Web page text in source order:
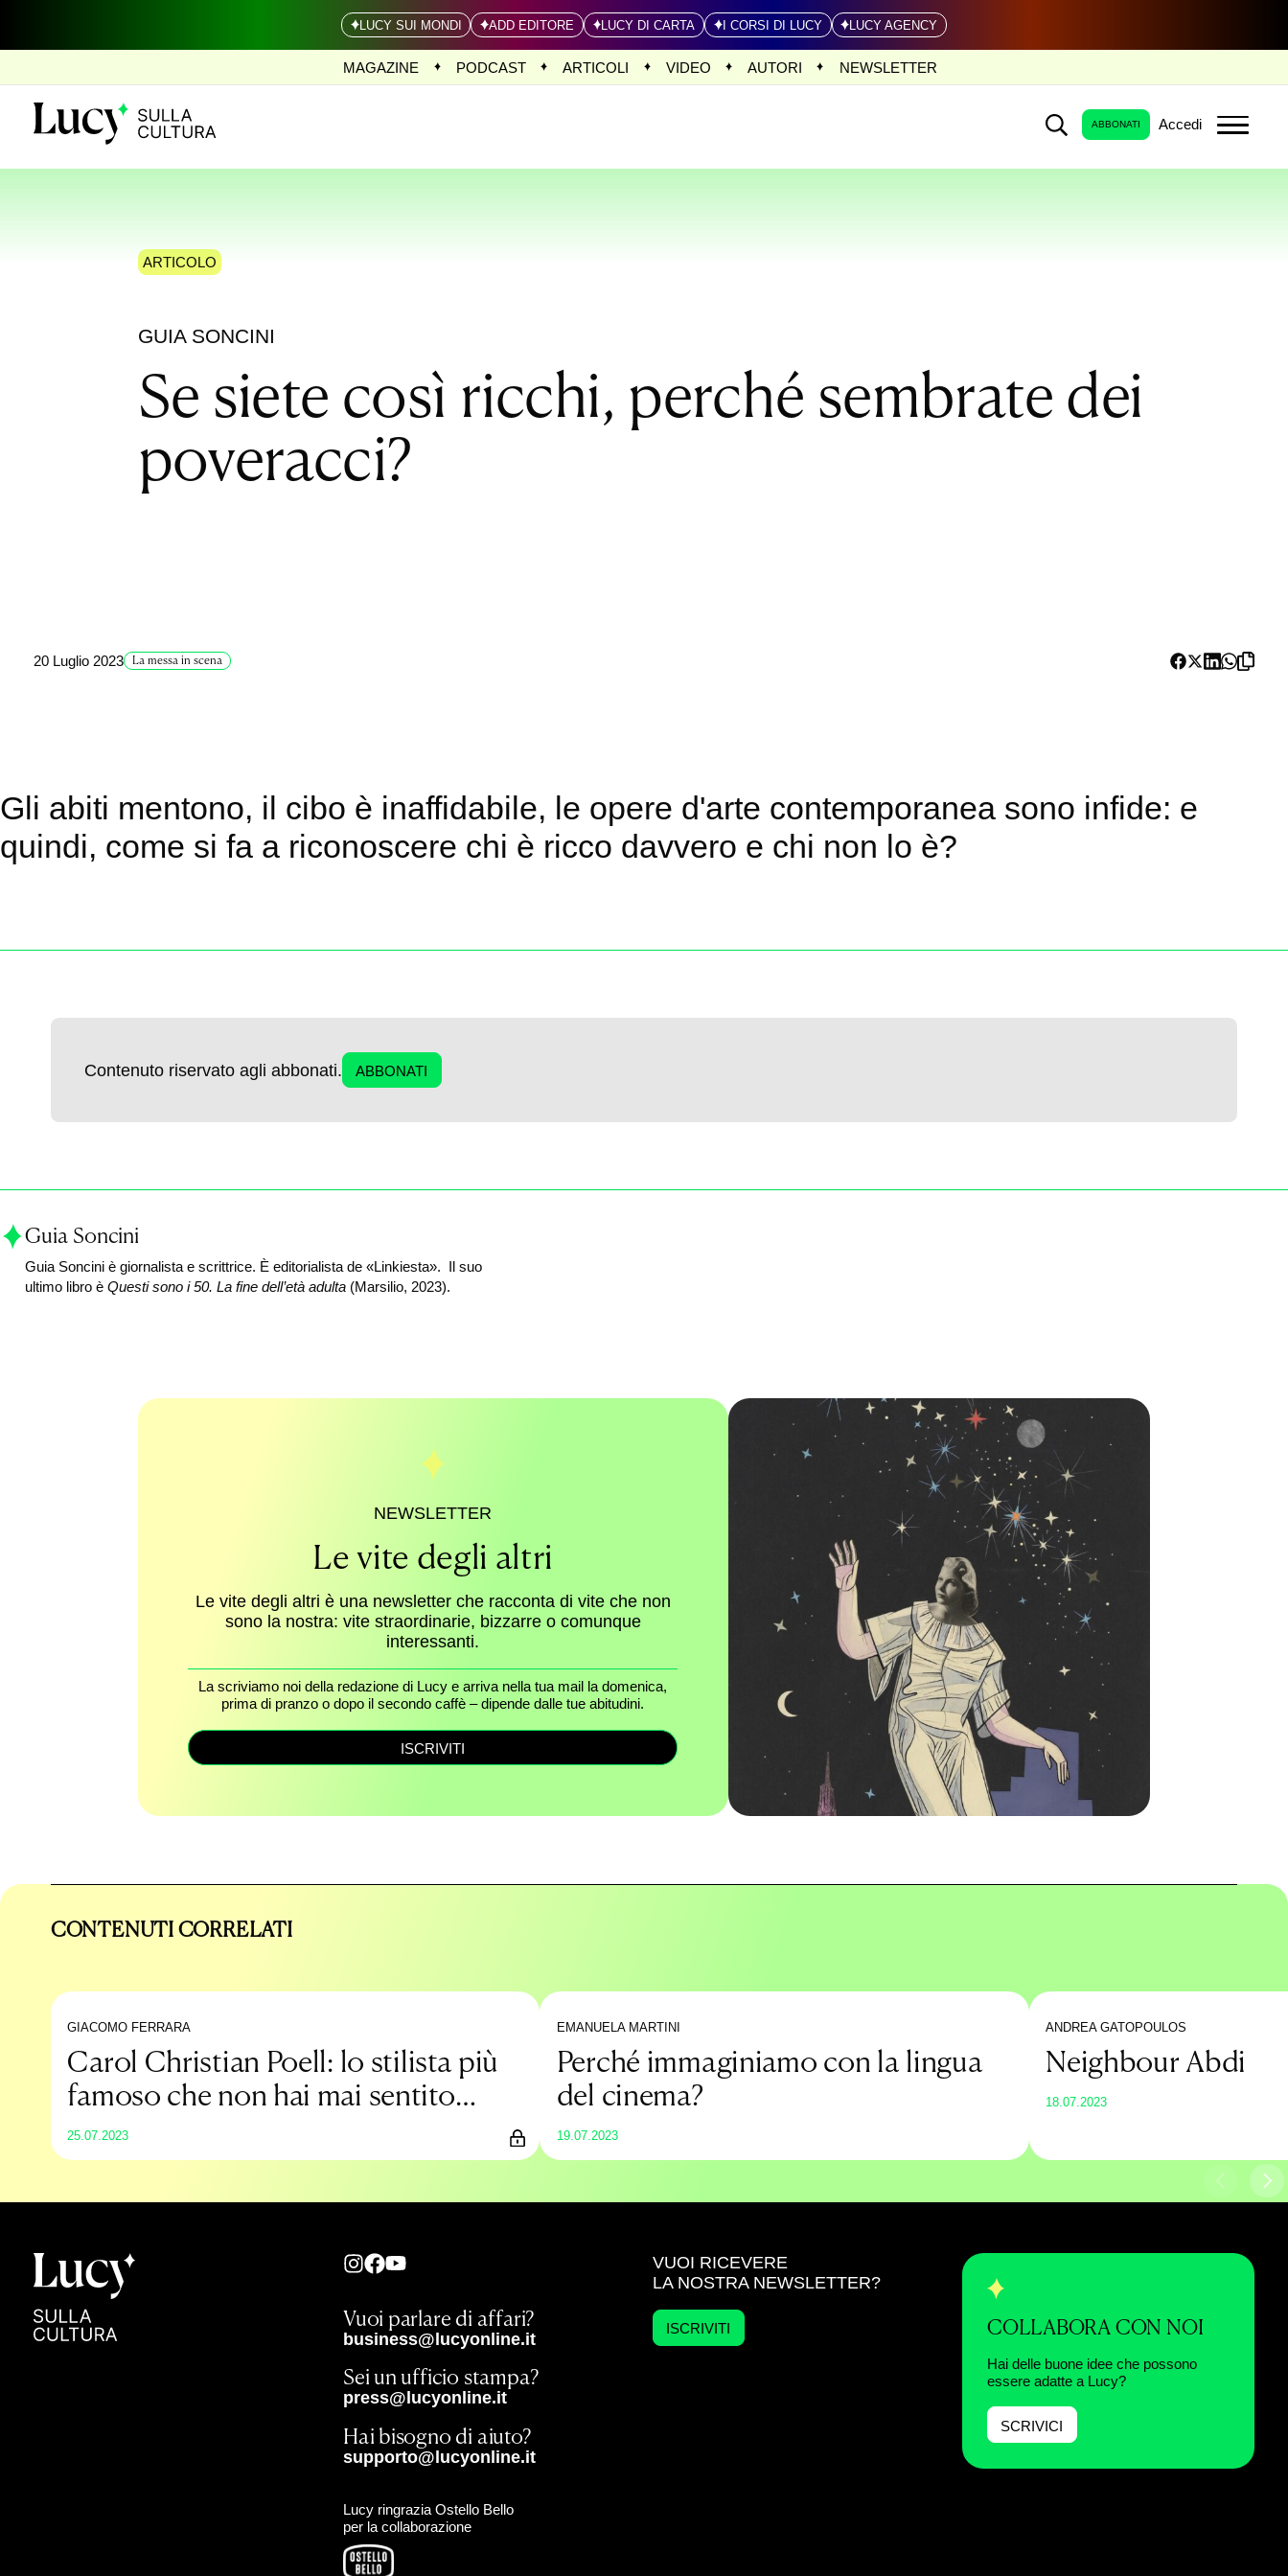
LUCY SUI MONDI ADD EDITORE LUCY DI CARTA I CORSI DI LUCY LUCY AGENCY
MAGAZINE PODCAST ARTICOLI VIDEO AUTORI NEWSLETTER
ABBONATI Accedi
ARTICOLO
GUIA SONCINI
Se siete così ricchi, perché sembrate dei
poveracci?
20 Luglio 2023 La messa in scena
Gli abiti mentono, il cibo è inaffidabile, le opere d'arte contemporanea sono infide: e
quindi, come si fa a riconoscere chi è ricco davvero e chi non lo è?
Contenuto riservato agli abbonati. ABBONATI
Guia Soncini
Guia Soncini è giornalista e scrittrice. È editorialista de «Linkiesta». Il suo
ultimo libro èQuesti sono i 50. La fine dell’età adulta (Marsilio, 2023).
NEWSLETTER
Le vite degli altri
Le vite degli altri è una newsletter che racconta di vite che non
sono la nostra: vite straordinarie, bizzarre o comunque
interessanti.
La scriviamo noi della redazione di Lucy e arriva nella tua mail la domenica,
prima di pranzo o dopo il secondo caffè – dipende dalle tue abitudini.
ISCRIVITI
CONTENUTI CORRELATI
GIACOMO FERRARA
Carol Christian Poell: lo stilista più
famoso che non hai mai sentito
nominare
25.07.2023
EMANUELA MARTINI
Perché immaginiamo con la lingua
del cinema?
19.07.2023
ANDREA GATOPOULOS
Neighbour Abdi
18.07.2023
Vuoi parlare di affari?
business@lucyonline.it
Sei un ufficio stampa?
press@lucyonline.it
Hai bisogno di aiuto?
supporto@lucyonline.it
Lucy ringrazia Ostello Bello
per la collaborazione
VUOI RICEVERE
LA NOSTRA NEWSLETTER?
ISCRIVITI COLLABORA CON NOI
Hai delle buone idee che possono
essere adatte a Lucy?
SCRIVICI